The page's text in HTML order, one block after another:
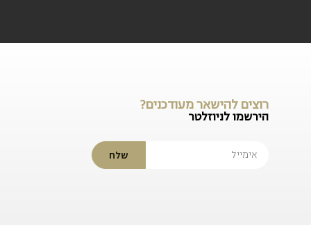
רוצים להישאר מעודכנים?
הירשמו לניוזלטר
שלח